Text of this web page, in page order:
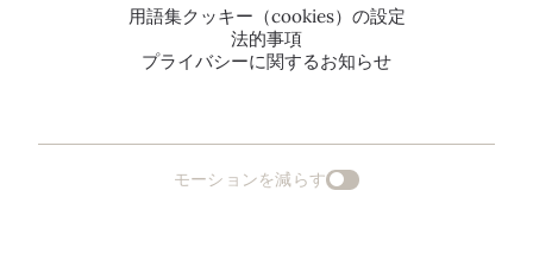
用語集クッキー（cookies）の設定
法的事項
プライバシーに関するお知らせ
モーションを減らす